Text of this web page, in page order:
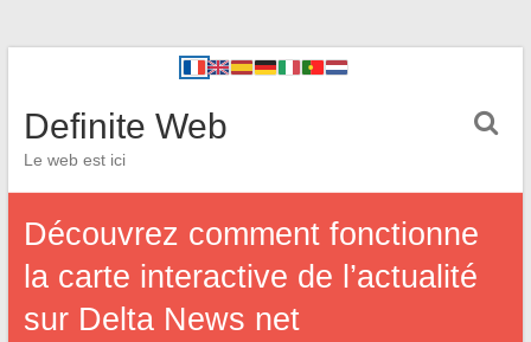
Definite Web
Le web est ici
Découvrez comment fonctionne
la carte interactive de l’actualité
sur Delta News net